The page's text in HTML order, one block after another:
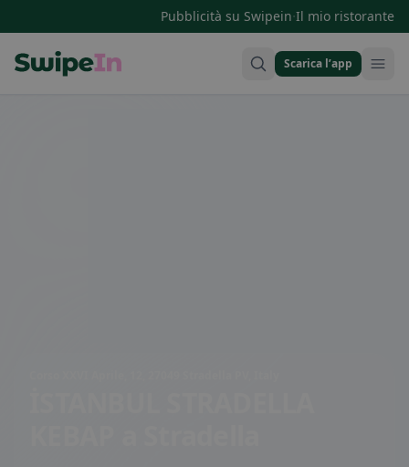
Pubblicità su Swipein·Il mio ristorante
Scarica l’app